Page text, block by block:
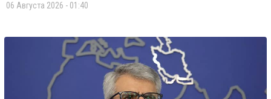
06 Августа 2026 - 01:40